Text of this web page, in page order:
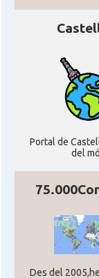
Portal de
del
Des del